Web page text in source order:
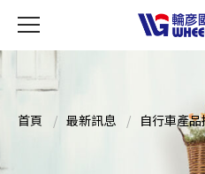
首頁 最新訊息 自行車產